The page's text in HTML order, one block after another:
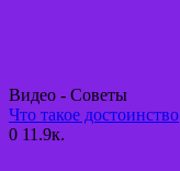
Видео - Советы
Что такое достоинство
0 11.9к.